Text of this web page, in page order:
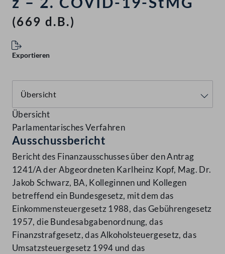
(669 d.B.)
Exportieren
Übersicht
Parlamentarisches Verfahren
Ausschussbericht
Bericht des Finanzausschusses über den Antrag
1241/A der Abgeordneten Karlheinz Kopf, Mag. Dr.
Jakob Schwarz, BA, Kolleginnen und Kollegen
betreffend ein Bundesgesetz, mit dem das
Einkommensteuergesetz 1988, das Gebührengesetz
1957, die Bundesabgabenordnung, das
Finanzstrafgesetz, das Alkoholsteuergesetz, das
Umsatzsteuergesetz 1994 und das